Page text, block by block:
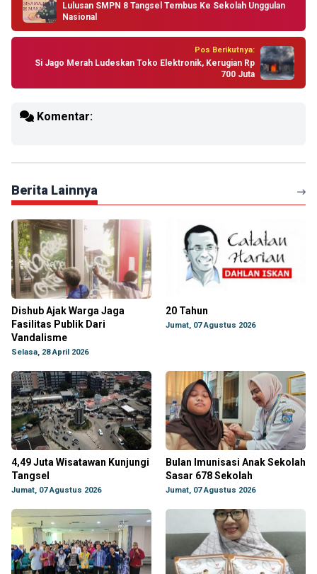
Lulusan SMPN 8 Tangsel Tembus Ke Sekolah Unggulan
Nasional
Pos Berikutnya:
Si Jago Merah Ludeskan Toko Elektronik, Kerugian Rp
700 Juta
Komentar:
Berita Lainnya
Dishub Ajak Warga Jaga
Fasilitas Publik Dari
Vandalisme
Selasa, 28 April 2026
20 Tahun
Jumat, 07 Agustus 2026
4,49 Juta Wisatawan Kunjungi
Tangsel
Jumat, 07 Agustus 2026
Bulan Imunisasi Anak Sekolah
Sasar 678 Sekolah
Jumat, 07 Agustus 2026